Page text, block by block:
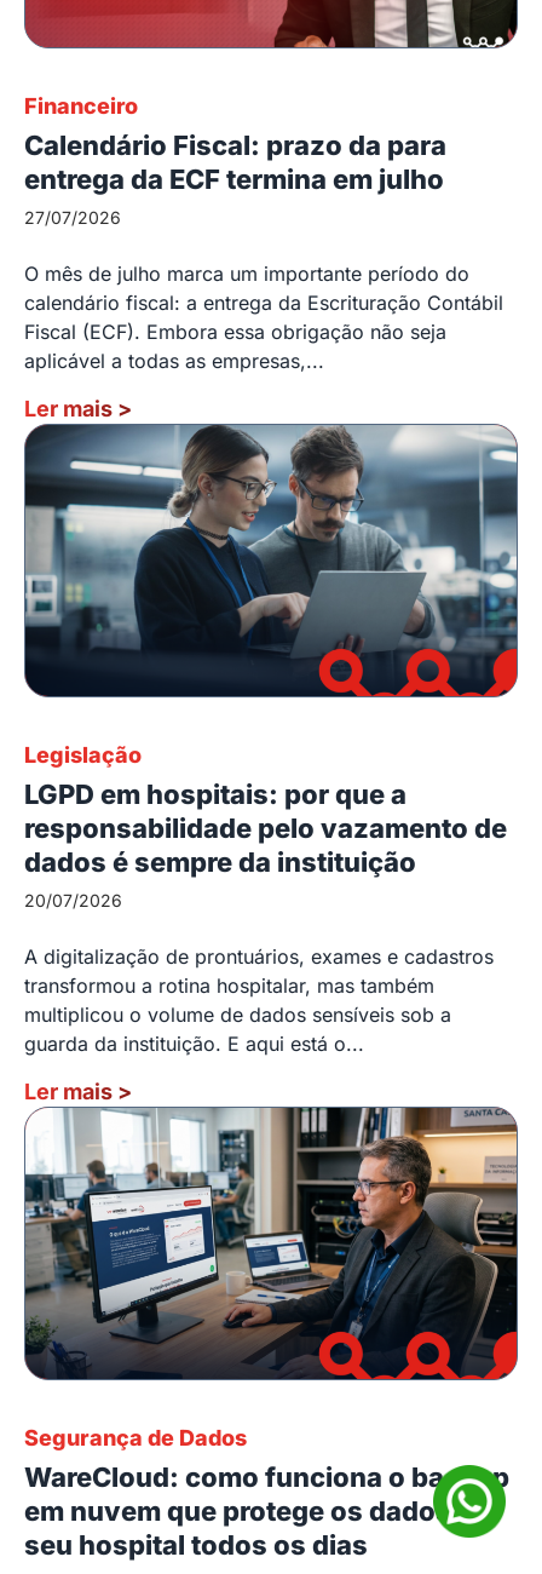
Financeiro
Calendário Fiscal: prazo da para
entrega da ECF termina em julho
27/07/2026
O mês de julho marca um importante período do
calendário fiscal: a entrega da Escrituração Contábil
Fiscal (ECF). Embora essa obrigação não seja
aplicável a todas as empresas,...
Ler mais >
Legislação
LGPD em hospitais: por que a
responsabilidade pelo vazamento de
dados é sempre da instituição
20/07/2026
A digitalização de prontuários, exames e cadastros
transformou a rotina hospitalar, mas também
multiplicou o volume de dados sensíveis sob a
guarda da instituição. E aqui está o...
Ler mais >
Segurança de Dados
WareCloud: como funciona o backup
em nuvem que protege os dados do
seu hospital todos os dias